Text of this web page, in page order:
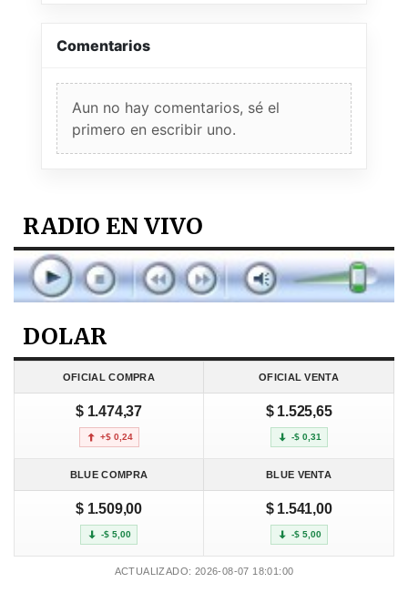
Comentarios
Aun no hay comentarios, sé el
primero en escribir uno.
RADIO EN VIVO
DOLAR
OFICIAL COMPRA OFICIAL VENTA
$ 1.474,37
+$ 0,24
$ 1.525,65
-$ 0,31
BLUE COMPRA BLUE VENTA
$ 1.509,00
-$ 5,00
$ 1.541,00
-$ 5,00
ACTUALIZADO: 2026-08-07 18:01:00